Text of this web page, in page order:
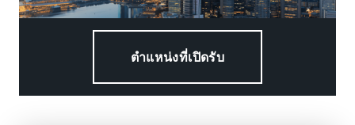
ตำแหน่งที่เปิดรับ